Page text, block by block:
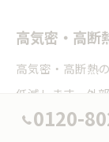
高気密・高断
高気密・高断熱
低減します。外
上昇を抑えるこ
0120-